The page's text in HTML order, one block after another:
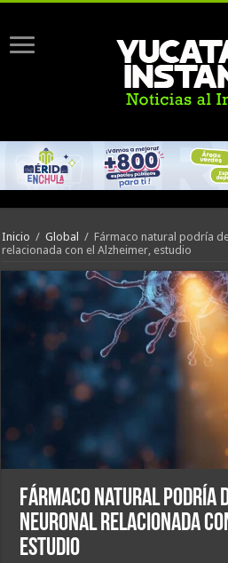
Inicio / Global / Fármaco natural podría
relacionada con el Alzheimer, estudio
Fármaco natural podría
neuronal relacionada
estudio